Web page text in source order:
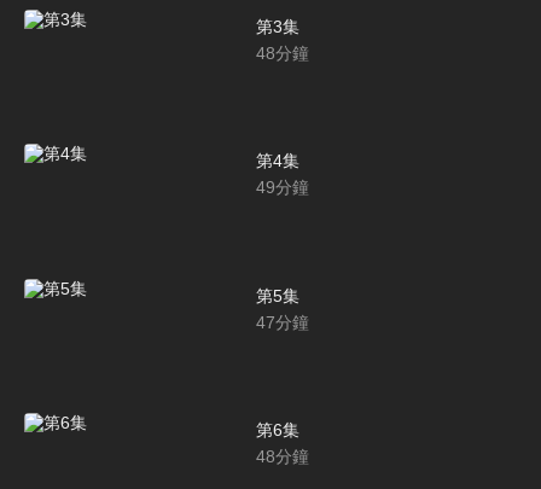
第3集
48分鐘
第4集
49分鐘
第5集
47分鐘
第6集
48分鐘